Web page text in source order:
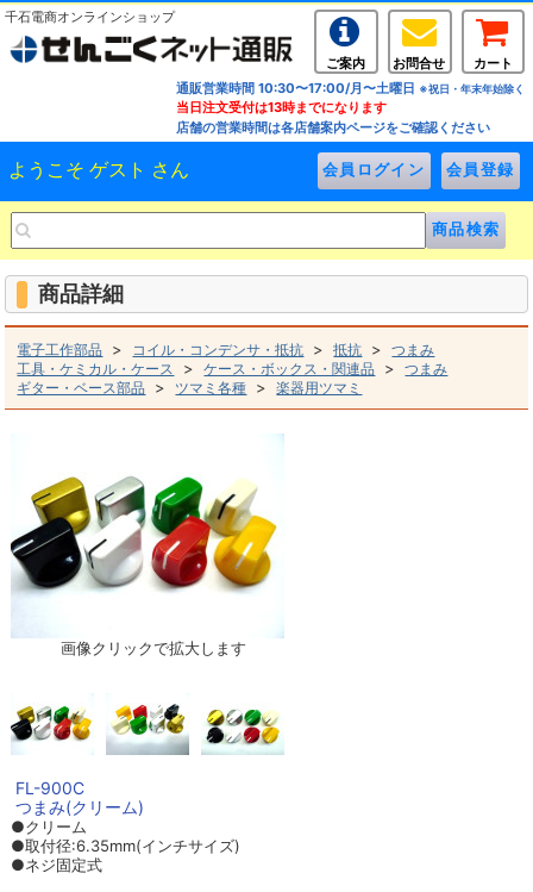
千石電商オンラインショップ
ご案内 お問合せ
カート
通販営業時間 10:30〜17:00/月〜土曜日 ※祝日・年末年始除く
当日注文受付は13時までになります
店舗の営業時間は各店舗案内ページをご確認ください
ようこそ ゲスト さん
商品詳細
電子工作部品 > コイル・コンデンサ・抵抗 >抵抗 >つまみ
工具・ケミカル・ケース
>ケース・ボックス・関連品 >つまみ
ギター・ベース部品
> ツマミ各種 >楽器用ツマミ
画像クリックで拡大します
FL-900C
つまみ(クリーム)
●クリーム
●取付径:6.35mm(インチサイズ)
●ネジ固定式